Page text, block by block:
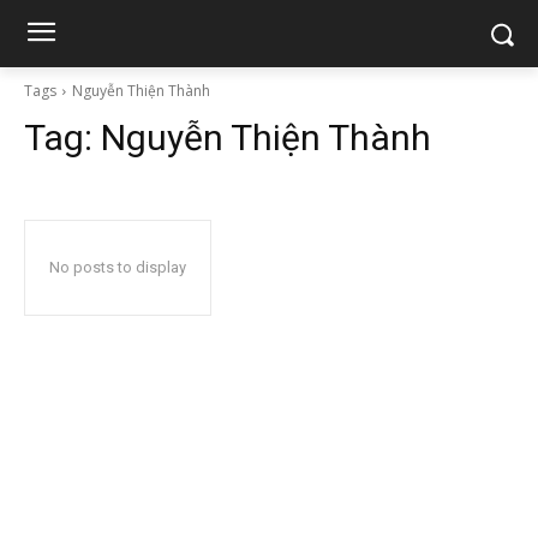
Tags Nguyễn Thiện Thành
Tag: Nguyễn Thiện Thành
No posts to display